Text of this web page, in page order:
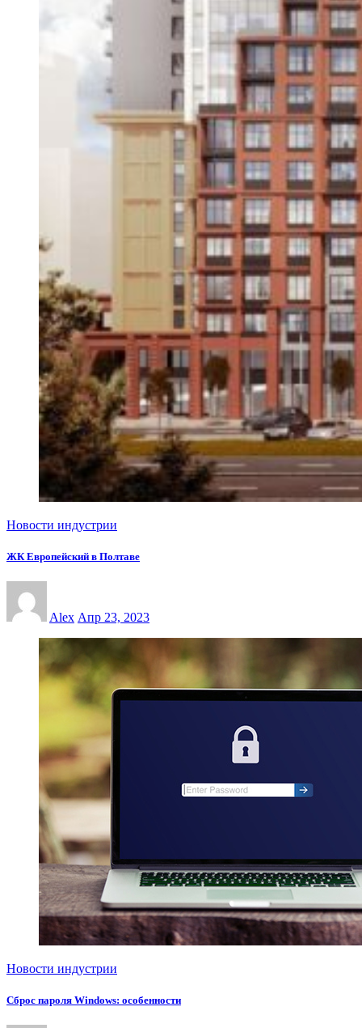
Новости индустрии
ЖК Европейский в Полтаве
Alex Апр 23, 2023
Новости индустрии
Сброс пароля Windows: особенности